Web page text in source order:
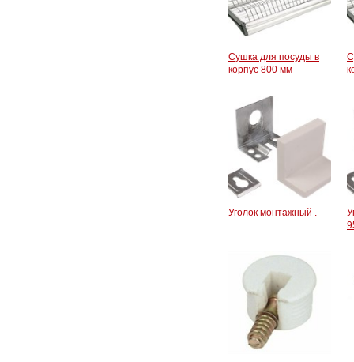
Сушка для посуды в
корпус 800 мм
Уголок монтажный .